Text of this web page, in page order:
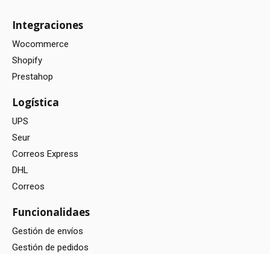
Integraciones
Wocommerce
Shopify
Prestahop
Logística
UPS
Seur
Correos Express
DHL
Correos
Funcionalidaes
Gestión de envíos
Gestión de pedidos